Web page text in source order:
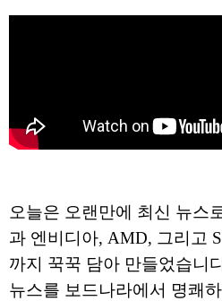
오늘은 오랜만에 최신 뉴스
과 엔비디아, AMD, 그리고
까지 꾹꾹 담아 만들었습니
뉴스를 보드나라에서 명쾌